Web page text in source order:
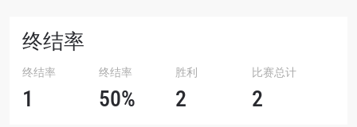
终结率
终结率
1
终结率
50%
胜利
2
比赛总计
2